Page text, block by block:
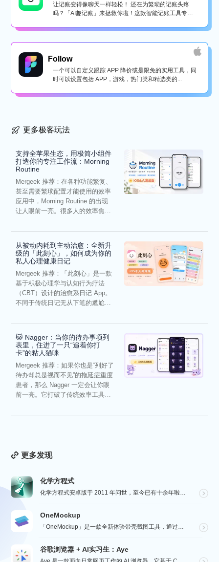
让记账变得像聊天一样轻松！ 还在为繁琐的记账头疼
吗？「AI趣记账」来拯救你啦！这款智能记账工具专为
Follow
一个可以自定义跟踪 APP 降价或是限免的实用工具，同
时可以设置包括 APP，游戏，热门类和精选类的...
更多极客玩法
支持全苹果生态，用极简小组件
打造你的专注工作流：Morning
Routine
Mergeek 推荐：在各种功能繁复、
甚至需要繁琐配置才能使用的效率
应用中，Morning Routine 的出现
让人眼前一亮。很多人的效率焦
从被动内耗到主动治愈：全新升
级的「此刻心」，如何成为你的
私人心理健康日记
Mergeek 推荐：「此刻心」是一款
基于积极心理学与认知行为疗法
（CBT）设计的治愈系日记 App。
不同于传统日记无从下笔的尴尬，
🐱 Nagger：当你的待办事项列
表里，住进了一只“追着你打
卡”的粘人猫咪
Mergeek 推荐：如果你也是“列好了
待办却总是视而不见”的拖延症重度
患者，那么 Nagger 一定会让你眼
前一亮。它打破了传统效率工具冰
更多发现
化学方程式
化学方程式安卓版于 2011 年问世，至今已有十余年啦！在广大网友的积极贡献和我们的悉心维护下，如今...
OneMockup
「OneMockup」是一款全新体验带壳截图工具，通过导入个人照片和丰富的设备模型，用户可以轻松创建...
谷歌浏览器 + AI实习生：Aye